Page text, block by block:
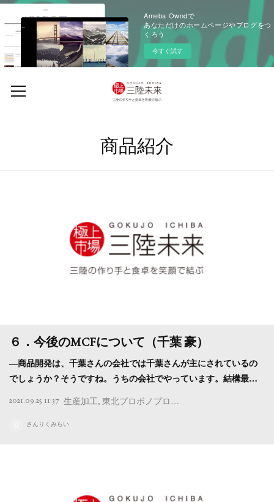
Ameba Owndで
あなただけのホームページやブログをつ
くろう
今すぐ試す
商品紹介
６．今後のMCFについて（千葉 豪）
―商品開発は、千葉さんの会社では千葉さんが主にされているの
でしょうか？そうですね。うちの会社でやっています。結構最…
2021.09.25 11:37 生産加工 東北プロボノプロジェクト
さんりくみらい